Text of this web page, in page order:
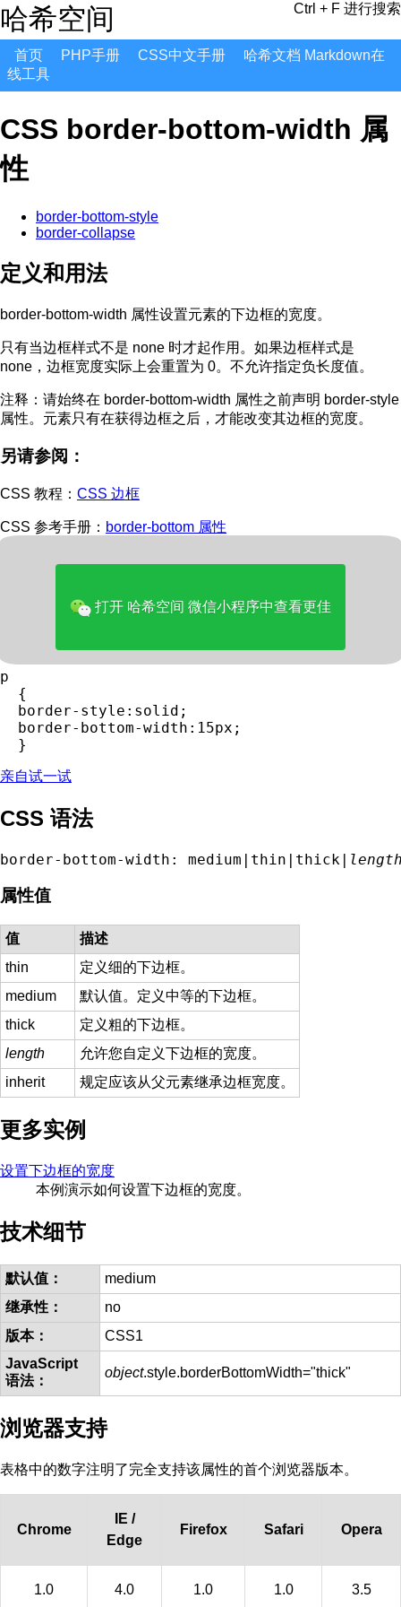
哈希空间 Ctrl + F 进行搜索
首页 PHP手册 CSS中文手册
哈希文档 Markdown在
线工具
CSS border-bottom-width 属
性
border-bottom-style
border-collapse
定义和用法
border-bottom-width 属性设置元素的下边框的宽度。
只有当边框样式不是 none 时才起作用。如果边框样式是
none，边框宽度实际上会重置为 0。不允许指定负长度值。
注释： 请始终在 border-bottom-width 属性之前声明 border-style
属性。元素只有在获得边框之后，才能改变其边框的宽度。
另请参阅：
CSS 教程： CSS 边框
CSS 参考手册： border-bottom 属性
p
  {
  border-style:solid;
  border-bottom-width:15px;
亲自试一试
CSS 语法
border-bottom-width: medium|thin|thick|
属性值
值
描述
thin
定义细的下边框。
medium
默认值。定义中等的下边框。
thick
定义粗的下边框。
length
允许您自定义下边框的宽度。
inherit
规定应该从父元素继承边框宽度。
更多实例
设置下边框的宽度
本例演示如何设置下边框的宽度。
技术细节
默认值：
medium
继承性：
no
版本：
CSS1
JavaScript
语法：
object.style.borderBottomWidth="thick"
浏览器支持
表格中的数字注明了完全支持该属性的首个浏览器版本。
Chrome
IE /
Edge
Firefox Safari Opera
1.0 4.0 1.0 1.0 3.5
打开 哈希空间 微信小程序中查看更佳